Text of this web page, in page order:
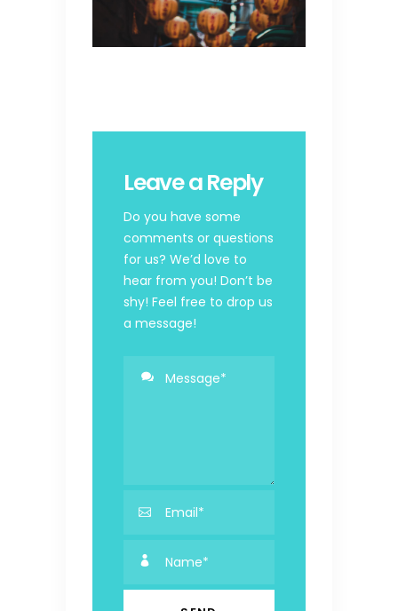
Leave a Reply
Do you have some
comments or questions
for us? We’d love to
hear from you! Don’t be
shy! Feel free to drop us
a message!